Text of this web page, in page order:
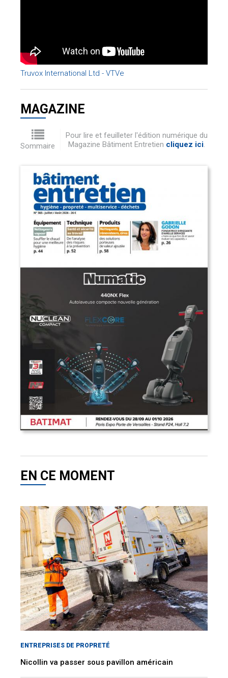
Truvox International Ltd - VTVe
MAGAZINE
Sommaire
Pour lire et feuilleter l'édition numérique du
Magazine Bâtiment Entretien cliquez ici.
EN CE MOMENT
ENTREPRISES DE PROPRETÉ
Nicollin va passer sous pavillon américain